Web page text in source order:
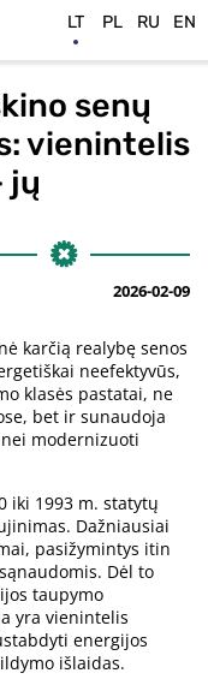
senų
vienintelis
jų
2026-02-09
karčią realybę senos
neefektyvūs,
klasės pastatai, ne
bet ir sunaudoja
modernizuoti
iki 1993 m. statytų
Dažniausiai
pasižymintys itin
Dėl to
taupymo
yra vienintelis
energijos
išlaidas.
LT PL RU EN